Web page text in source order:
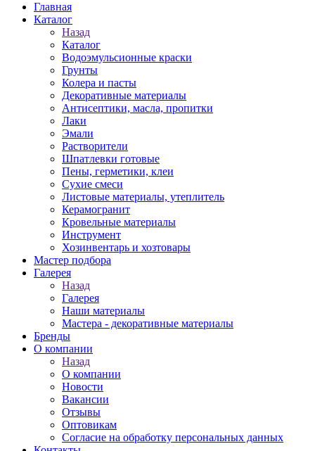
Главная
Каталог
Назад
Каталог
Водоэмульсионные краски
Грунты
Колера и пасты
Декоративные материалы
Антисептики, масла, пропитки
Лаки
Эмали
Растворители
Шпатлевки готовые
Пены, герметики, клеи
Сухие смеси
Листовые материалы, утеплитель
Керамогранит
Кровельные материалы
Инструмент
Хозинвентарь и хозтовары
Мастер подбора
Галерея
Назад
Галерея
Наши материалы
Мастера - декоративные материалы
Бренды
О компании
Назад
О компании
Новости
Вакансии
Отзывы
Оптовикам
Cогласие на обработку персональных данных